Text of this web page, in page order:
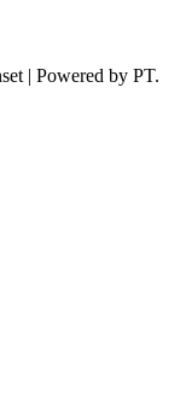
| Powered by PT.